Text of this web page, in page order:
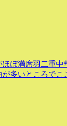
ぼ満席羽二重中
多いところでこ